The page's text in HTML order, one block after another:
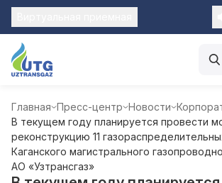
Главная Пресс-центр Новости
В текущем году планируется провести
реконструкцию 11
Каганского магистрального
АО «Узтрансгаз»